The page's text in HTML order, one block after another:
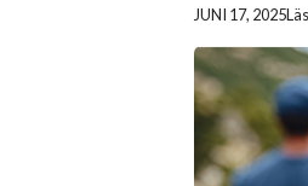
JUNI 17, 2025